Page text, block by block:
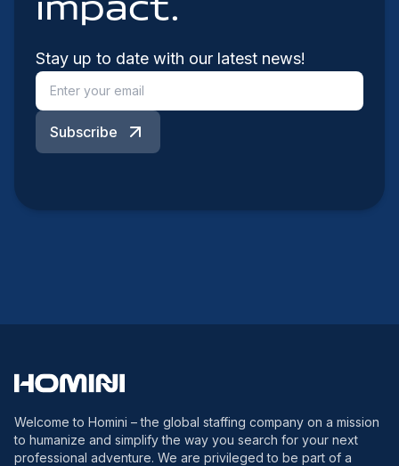
impact.
Stay up to date with our latest news!
Subscribe
Welcome to Homini – the global staffing company on a mission
to humanize and simplify the way you search for your next
professional adventure. We are privileged to be part of a